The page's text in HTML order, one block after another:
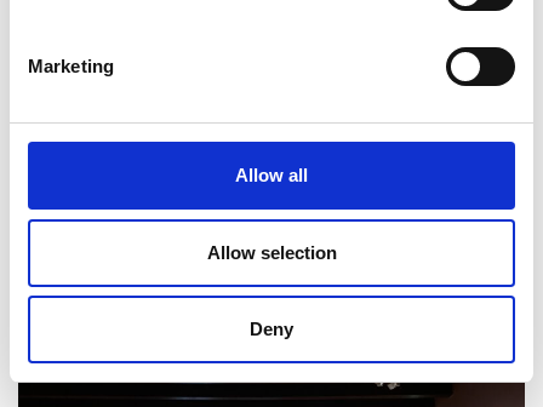
Marketing
Allow all
Allow selection
Deny
il prato è fiorito di primavera mentre l’uva
matura e il melograno rappresentano